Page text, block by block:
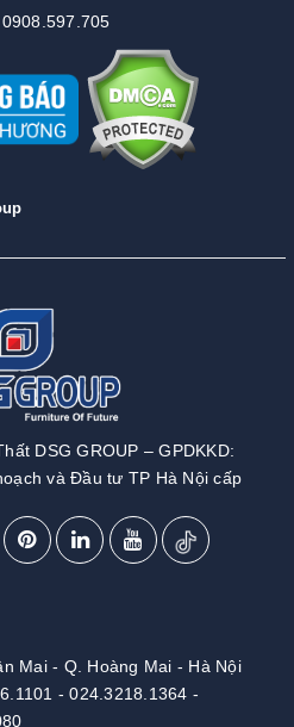
DSG GROUP – GPDKKD:
và Đầu tư TP Hà Nội cấp
Mai - Q. Hoàng Mai - Hà Nội
-024.3218.1364 -